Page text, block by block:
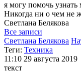
я могу помочь узнать
Никогда ни о чем не
Светлана Белякова
Все записи
Светлана Белякова
Теги: Техника
11:10 29 августа 2019
текст